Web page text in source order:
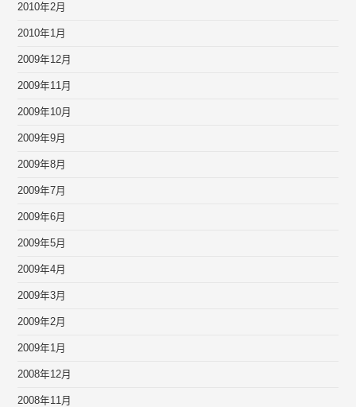
2010年2月
2010年1月
2009年12月
2009年11月
2009年10月
2009年9月
2009年8月
2009年7月
2009年6月
2009年5月
2009年4月
2009年3月
2009年2月
2009年1月
2008年12月
2008年11月